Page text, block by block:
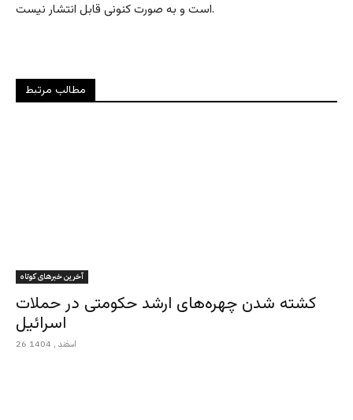
است و به صورت کنونی قابل انتشار نیست.
مطالب مرتبط
آخرین خبرهای کوتاه
کشته شدن چهره‌های ارشد حکومتی در حملات
اسرائیل
26 اسفند , 1404